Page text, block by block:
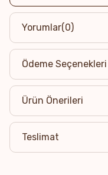
Net Ağırlık & Adet
~688g / 84 Adet
Kutu Boyutları
36 x 23.5 x 4 cm
Alerjen Uyarısı
Fındık, Ceviz, Antep
Raf Ömrü &
Yorumlar(0)
Ödeme Seçenekleri
Ürün Önerileri
Teslimat